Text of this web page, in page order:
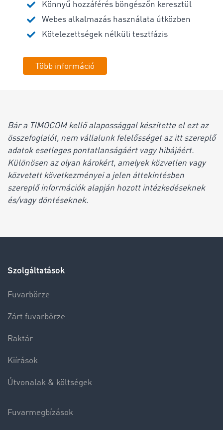
Könnyű hozzáférés böngészőn keresztül
Webes alkalmazás használata útközben
Kötelezettségek nélküli tesztfázis
Több információ
Bár a TIMOCOM kellő alapossággal készítette el ezt az
összefoglalót, nem vállalunk felelősséget az itt szereplő
adatok esetleges pontatlanságáért vagy hibájáért.
Különösen az olyan károkért, amelyek közvetlen vagy
közvetett következményei a jelen áttekintésben
szereplő információk alapján hozott intézkedéseknek
és/vagy döntéseknek.
Szolgáltatások
Fuvarbörze
Zárt fuvarbörze
Raktár
Kiírások
Útvonalak & költségek
Fuvarmegbízások